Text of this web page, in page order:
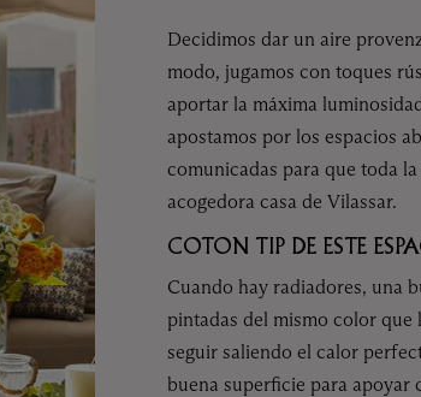
Decidimos dar un aire
modo, jugamos con toques
aportar la máxima
apostamos por los espacios
comunicadas para que toda
acogedora casa de Vilassar.
COTON TIP DE ESTE
Cuando hay radiadores, una
pintadas del mismo color que
seguir saliendo el calor
buena superficie para apoyar